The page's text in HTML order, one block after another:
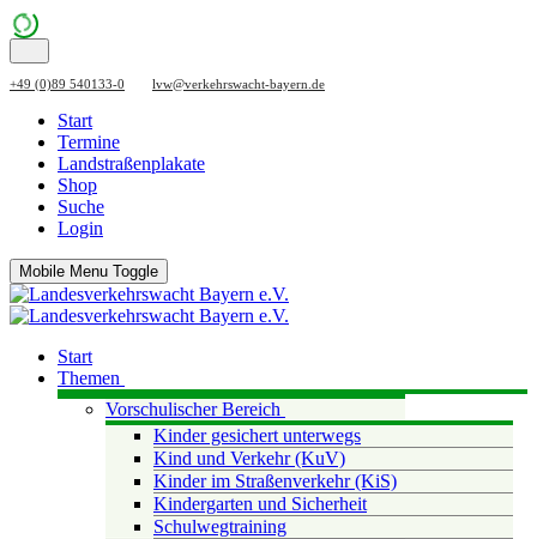
+49 (0)89 540133-0 lvw@verkehrswacht-bayern.de
Start
Termine
Landstraßenplakate
Shop
Suche
Login
Mobile Menu Toggle
Start
Themen
Vorschulischer Bereich
Kinder gesichert unterwegs
Kind und Verkehr (KuV)
Kinder im Straßenverkehr (KiS)
Kindergarten und Sicherheit
Schulwegtraining